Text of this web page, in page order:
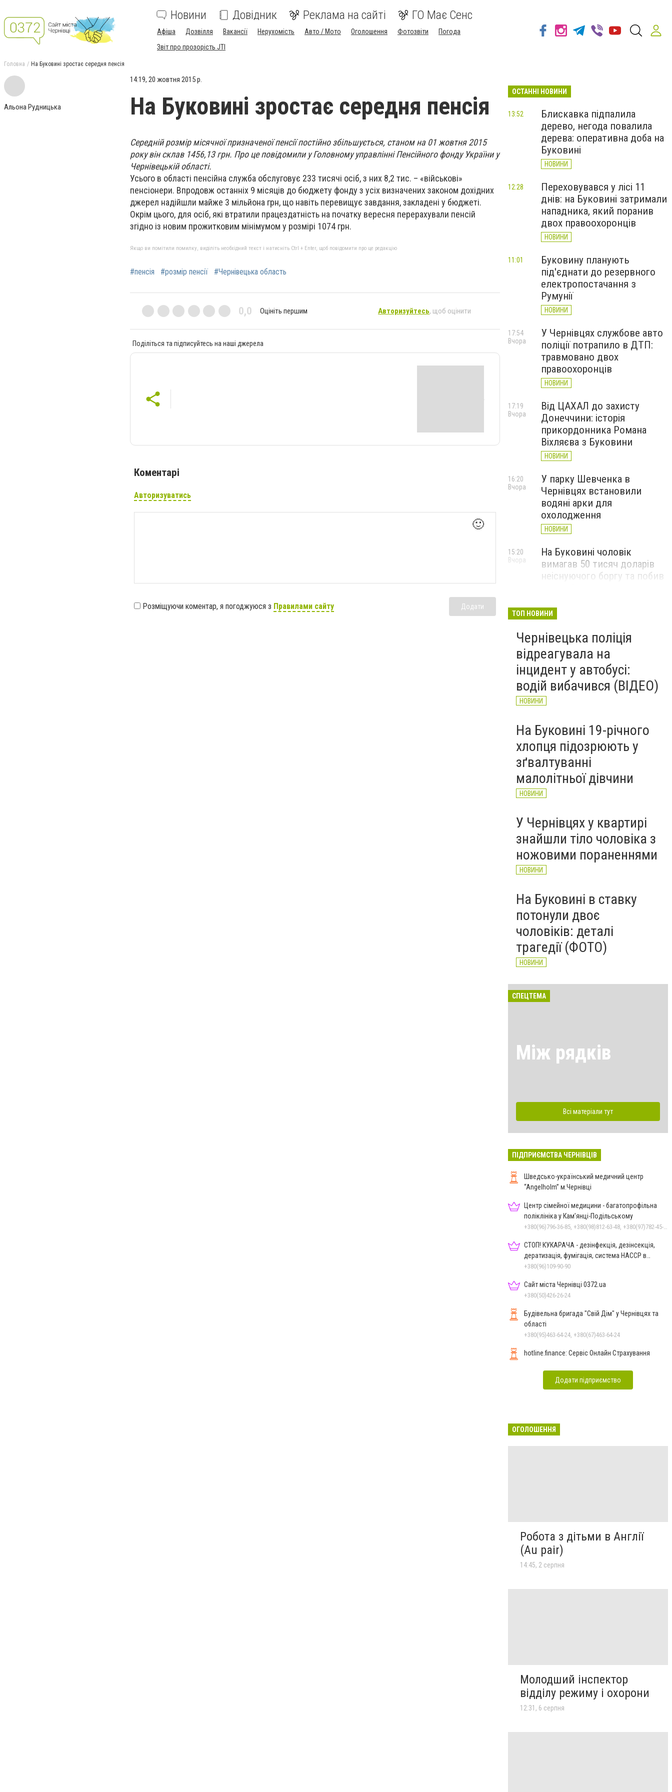
Новини Довідник Реклама на сайті ГО Має Сенс
Афіша Дозвілля Вакансії Нерухомість Авто / Мото Оголошення Фотозвіти
Погода
Звіт про прозорість JTI
Головна На Буковині зростає середня пенсія
Альона Рудницька
14:19, 20 жовтня 2015 р.
На Буковині зростає середня пенсія
Середній розмір місячної призначеної пенсії постійно збільшується, станом на 01 жовтня 2015
року він склав 1456,13 грн. Про це повідомили у Головному управлінні Пенсійного фонду України у
Чернівецькій області.
Усього в області пенсійна служба обслуговує 233 тисячі осіб, з них 8,2 тис. – «військові»
пенсіонери. Впродовж останніх 9 місяців до бюджету фонду з усіх визначених законом дохідних
джерел надійшли майже 3 мільйона грн, що навіть перевищує завдання, закладені у бюджеті.
Окрім цього, для осіб, які втратили працездатність на початку вересня перерахували пенсій
згідно із новим прожитковим мінімумом у розмірі 1074 грн.
Якщо ви помітили помилку, виділіть необхідний текст і натисніть Ctrl + Enter, щоб повідомити про це редакцію
#пенсія #розмір пенсії #Чернівецька область
0,0 Оцініть першим Авторизуйтесь, щоб оцінити
Поділіться та підписуйтесь на наші джерела
Коментарі
Авторизуватись
🙂
Розміщуючи коментар, я погоджуюся з Правилами сайту Додати
ОСТАННІ НОВИНИ
Блискавка підпалила
дерево, негода повалила
дерева: оперативна доба на
Буковині
НОВИНИ
13:52
Переховувався у лісі 11
днів: на Буковині затримали
нападника, який поранив
двох правоохоронців
НОВИНИ
12:28
Буковину планують
під'єднати до резервного
електропостачання з
Румунії
НОВИНИ
11:01
У Чернівцях службове авто
поліції потрапило в ДТП:
травмовано двох
правоохоронців
НОВИНИ
17:54
Вчора
Від ЦАХАЛ до захисту
Донеччини: історія
прикордонника Романа
Віхляєва з Буковини
НОВИНИ
17:19
Вчора
У парку Шевченка в
Чернівцях встановили
водяні арки для
охолодження
НОВИНИ
16:20
Вчора
На Буковині чоловік
вимагав 50 тисяч доларів
неіснуючого боргу та побив
15:20
Вчора
повалене дерево і
порятунок собаки: як
минула доба для
рятувальників Буковини
НОВИНИ
Вчора
ТОП НОВИНИ
Чернівецька поліція
відреагувала на
інцидент у автобусі:
водій вибачився (ВІДЕО)
НОВИНИ
На Буковині 19-річного
хлопця підозрюють у
зґвалтуванні
малолітньої дівчини
НОВИНИ
У Чернівцях у квартирі
знайшли тіло чоловіка з
ножовими пораненнями
НОВИНИ
На Буковині в ставку
потонули двоє
чоловіків: деталі
трагедії (ФОТО)
НОВИНИ
СПЕЦТЕМА
Між рядків
Всі матеріали тут
ПІДПРИЄМСТВА ЧЕРНІВЦІВ
Шведсько-український медичний центр
“Angelholm” м.Чернівці
Центр сімейної медицини - багатопрофільна
поліклініка у Кам’янці-Подільському
СТОП! КУКАРАЧА - дезінфекція, дезінсекція,
дератизація, фумігація, система HACCP в
Чернівцях
+380(96)109-90-90
Сайт міста Чернівці 0372.ua
+380(50)426-26-24
Будівельна бригада "Свій Дім" у Чернівцях та
області
+380(95)463-64-24, +380(67)463-64-24
hotline.finance: Сервіс Онлайн Страхування
Додати підприємство
ОГОЛОШЕННЯ
Робота з дітьми в Англії
(Au pair)
14:45, 2 серпня
Молодший інспектор
відділу режиму і охорони
12:31, 6 серпня